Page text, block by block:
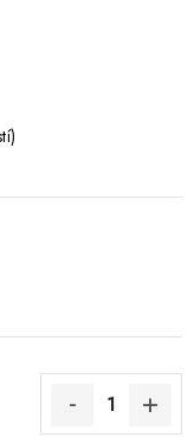
dotazy
osobních údajú